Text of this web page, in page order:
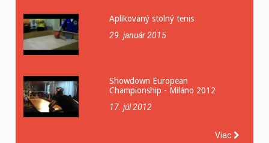
Aplikovaný stolný tenis
29. január 2015
Showdown European
Championship - Miláno 2012
17. júl 2012
Viac